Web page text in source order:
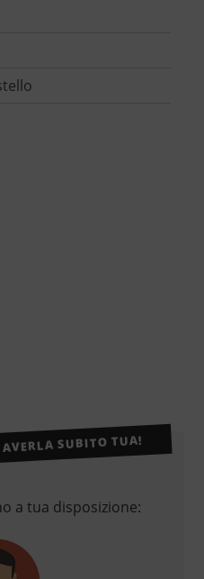
SUBITO TUA!
a tua disposizione: